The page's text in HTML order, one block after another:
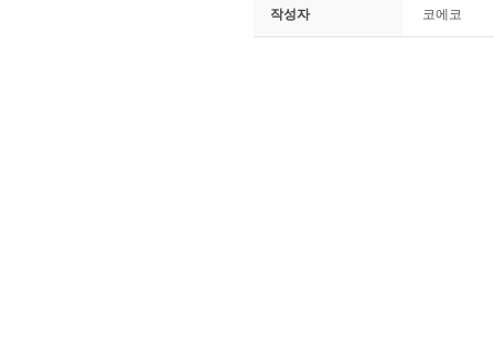
작성자 코에코